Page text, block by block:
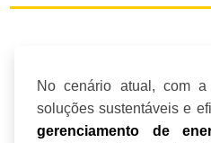
No cenário atual, com a
soluções sustentáveis e
gerenciamento de